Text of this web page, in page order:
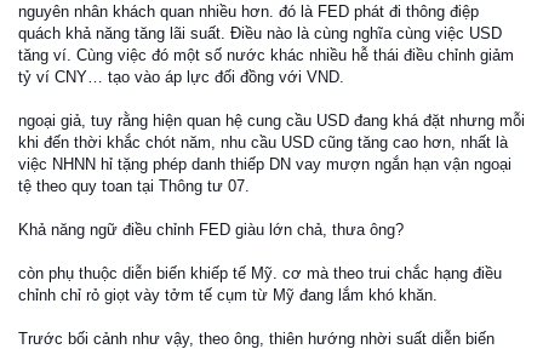
nguyên nhân khách quan nhiều hơn. đó là FED phát đi thông điệp
quách khả năng tăng lãi suất. Điều nào là cùng nghĩa cùng việc USD
tăng ví. Cùng việc đó một số nước khác nhiều hễ thái điều chỉnh giảm
tỷ ví CNY… tạo vào áp lực đối đồng với VND.
ngoại giả, tuy rằng hiện quan hệ cung cầu USD đang khá đặt nhưng mỗi
khi đến thời khắc chót năm, nhu cầu USD cũng tăng cao hơn, nhất là
việc NHNN hỉ tặng phép danh thiếp DN vay mượn ngắn hạn vận ngoại
tệ theo quy toan tại Thông tư 07.
Khả năng ngữ điều chỉnh FED giàu lớn chả, thưa ông?
còn phụ thuộc diễn biến khiếp tế Mỹ. cơ mà theo trui chắc hạng điều
chỉnh chỉ rỏ giọt vày tởm tế cụm từ Mỹ đang lắm khó khăn.
Trước bối cảnh như vậy, theo ông, thiên hướng nhời suất diễn biến